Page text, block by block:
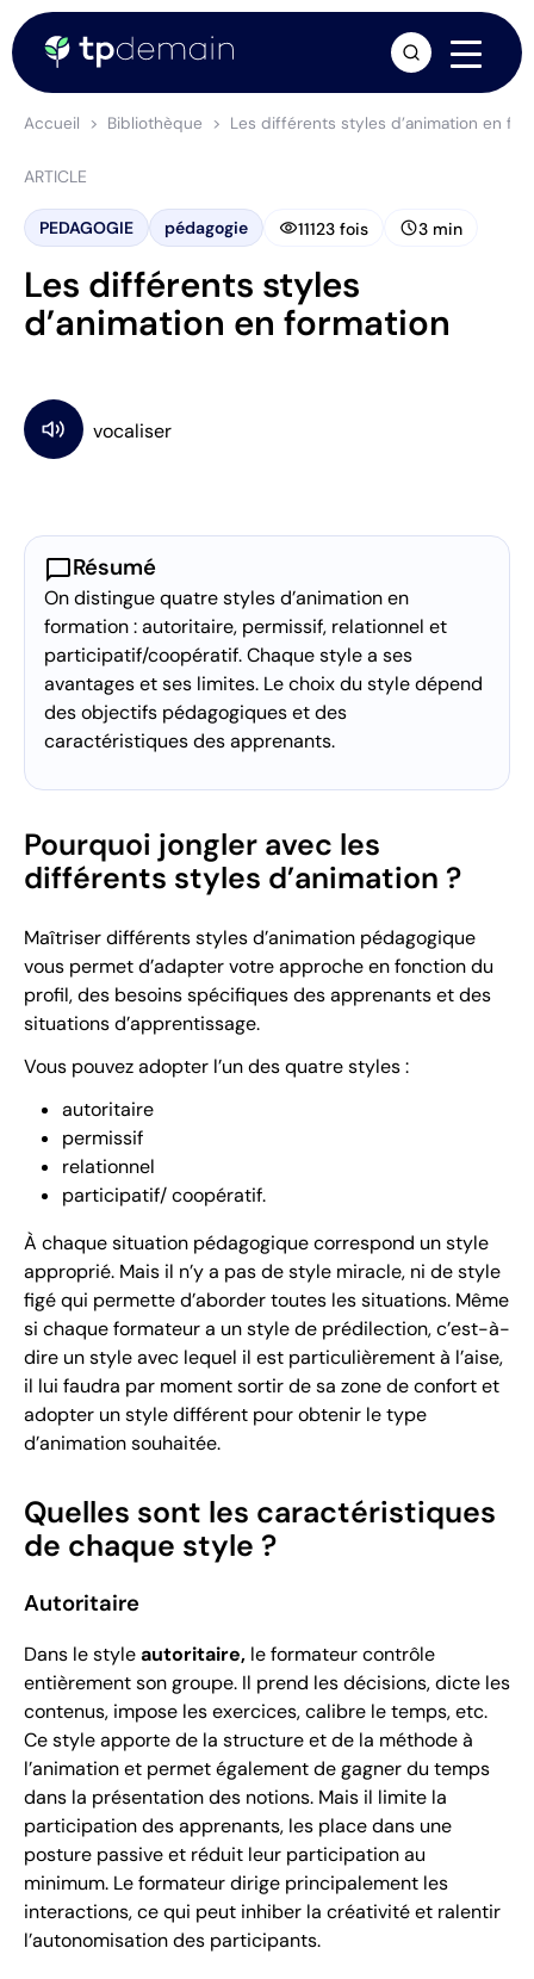
Accueil Bibliothèque Les différents styles d’animation en
ARTICLE
PEDAGOGIE pédagogie visibility11123 fois schedule3 min
Les différents styles
d’animation en formation
chat_bubbleRésumé
On distingue quatre styles d’animation en
formation : autoritaire, permissif, relationnel et
participatif/coopératif. Chaque style a ses
avantages et ses limites. Le choix du style dépend
des objectifs pédagogiques et des
caractéristiques des apprenants.
Pourquoi jongler avec les
différents styles d’animation ?
Maîtriser différents styles d’animation pédagogique
vous permet d’adapter votre approche en fonction du
profil, des besoins spécifiques des apprenants et des
situations d’apprentissage.
Vous pouvez adopter l’un des quatre styles :
autoritaire
permissif
relationnel
participatif/ coopératif.
À chaque situation pédagogique correspond un style
approprié. Mais il n’y a pas de style miracle, ni de style
figé qui permette d’aborder toutes les situations. Même
si chaque formateur a un style de prédilection, c’est-à-
dire un style avec lequel il est particulièrement à l’aise,
il lui faudra par moment sortir de sa zone de confort et
adopter un style différent pour obtenir le type
d’animation souhaitée.
Quelles sont les caractéristiques
de chaque style ?
Autoritaire
Dans le styleautoritaire, le formateur contrôle
entièrement son groupe. Il prend les décisions, dicte les
contenus, impose les exercices, calibre le temps, etc.
Ce style apporte de la structure et de la méthode à
l’animation et permet également de gagner du temps
dans la présentation des notions. Mais il limite la
participation des apprenants, les place dans une
posture passive et réduit leur participation au
minimum. Le formateur dirige principalement les
interactions, ce qui peut inhiber la créativité et ralentir
l’autonomisation des participants.
arrow_forward